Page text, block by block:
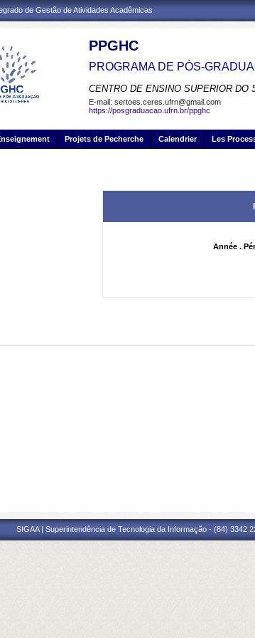
de Gestão de Atividades Acadêmicas
PPGHC
PROGRAMA DE PÓS-
CENTRO DE ENSINO SUPERIOR DO
E-mail: sertoes.ceres.ufrn@gmail.com
https://posgraduacao.ufrn.br/ppghc
Projets de Pecherche Calendrier Les
Année .
SIGAA | Superintendência de Tecnologia da Informação - (84)